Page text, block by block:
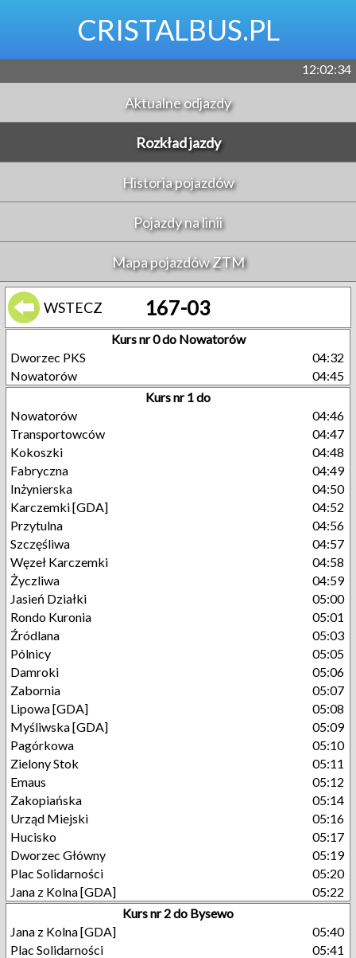
CRISTALBUS.PL
12:02:35
Aktualne odjazdy
Rozkład jazdy
Historia pojazdów
Pojazdy na linii
Mapa pojazdów ZTM
WSTECZ 167-03
Kurs nr 0 do Nowatorów
Dworzec PKS
04:32
Nowatorów
04:45
Kurs nr 1 do
Nowatorów
04:46
Transportowców
04:47
Kokoszki
04:48
Fabryczna
04:49
Inżynierska
04:50
Karczemki [GDA]
04:52
Przytulna
04:56
Szczęśliwa
04:57
Węzeł Karczemki
04:58
Życzliwa
04:59
Jasień Działki
05:00
Rondo Kuronia
05:01
Źródlana
05:03
Pólnicy
05:05
Damroki
05:06
Zabornia
05:07
Lipowa [GDA]
05:08
Myśliwska [GDA]
05:09
Pagórkowa
05:10
Zielony Stok
05:11
Emaus
05:12
Zakopiańska
05:14
Urząd Miejski
05:16
Hucisko
05:17
Dworzec Główny
05:19
Plac Solidarności
05:20
Jana z Kolna [GDA]
05:22
Kurs nr 2 do Bysewo
Jana z Kolna [GDA]
05:40
Plac Solidarności
05:41